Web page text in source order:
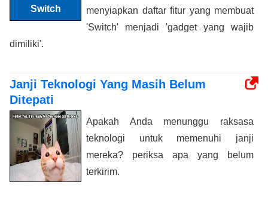
menyiapkan daftar fitur yang membuat
'Switch' menjadi 'gadget yang wajib
dimiliki'.
Janji Teknologi Yang Masih Belum
Ditepati
Apakah Anda menunggu raksasa
teknologi untuk memenuhi janji
mereka? periksa apa yang belum
terkirim.